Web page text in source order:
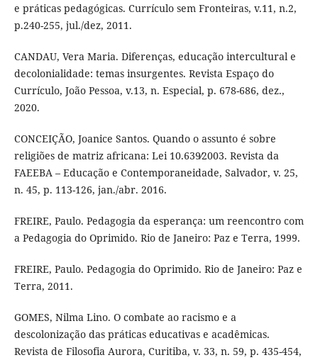
e práticas pedagógicas. Currículo sem Fronteiras, v.11, n.2,
p.240-255, jul./dez, 2011.
CANDAU, Vera Maria. Diferenças, educação intercultural e
decolonialidade: temas insurgentes. Revista Espaço do
Currículo, João Pessoa, v.13, n. Especial, p. 678-686, dez.,
2020.
CONCEIÇÃO, Joanice Santos. Quando o assunto é sobre
religiões de matriz africana: Lei 10.639∕2003. Revista da
FAEEBA – Educação e Contemporaneidade, Salvador, v. 25,
n. 45, p. 113-126, jan./abr. 2016.
FREIRE, Paulo. Pedagogia da esperança: um reencontro com
a Pedagogia do Oprimido. Rio de Janeiro: Paz e Terra, 1999.
FREIRE, Paulo. Pedagogia do Oprimido. Rio de Janeiro: Paz e
Terra, 2011.
GOMES, Nilma Lino. O combate ao racismo e a
descolonização das práticas educativas e acadêmicas.
Revista de Filosofia Aurora, Curitiba, v. 33, n. 59, p. 435-454,